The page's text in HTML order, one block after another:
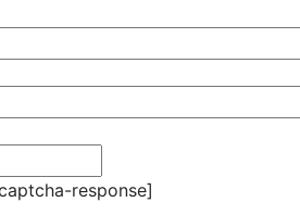
response]